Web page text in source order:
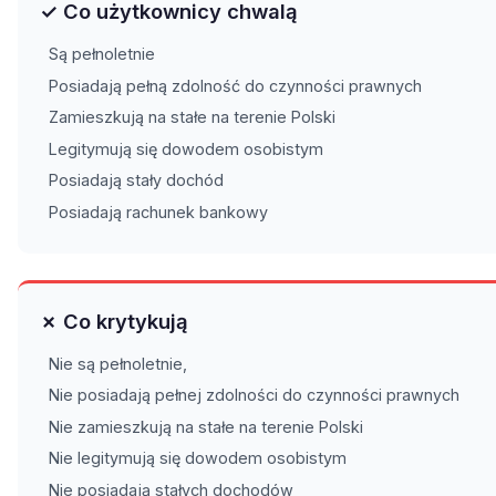
✓ Co użytkownicy chwalą
Są pełnoletnie
Posiadają pełną zdolność do czynności prawnych
Zamieszkują na stałe na terenie Polski
Legitymują się dowodem osobistym
Posiadają stały dochód
Posiadają rachunek bankowy
✗ Co krytykują
Nie są pełnoletnie,
Nie posiadają pełnej zdolności do czynności prawnych
Nie zamieszkują na stałe na terenie Polski
Nie legitymują się dowodem osobistym
Nie posiadają stałych dochodów